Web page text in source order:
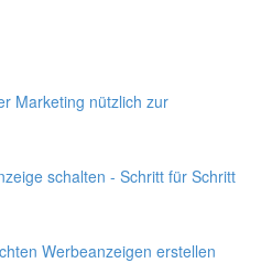
Marketing nützlich zur
schalten - Schritt für Schritt
Werbeanzeigen erstellen